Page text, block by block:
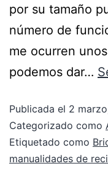
por su tamaño
número de
me ocurren
podemos dar…
Publicada el 2
Categorizado como
Etiquetado como
manualidades de